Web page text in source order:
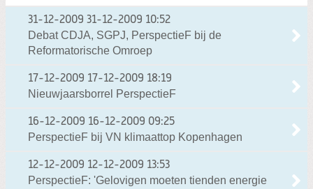
31-12-2009 31-12-2009 10:52
Debat CDJA, SGPJ, PerspectieF bij de
Reformatorische Omroep
17-12-2009 17-12-2009 18:19
Nieuwjaarsborrel PerspectieF
16-12-2009 16-12-2009 09:25
PerspectieF bij VN klimaattop Kopenhagen
12-12-2009 12-12-2009 13:53
PerspectieF: 'Gelovigen moeten tienden energie